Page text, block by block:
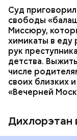
Суд
свободы
Миссюру,
химикаты в еду
рук
детства.
числе
своих близких
«Вечерней
Дихлорэтан